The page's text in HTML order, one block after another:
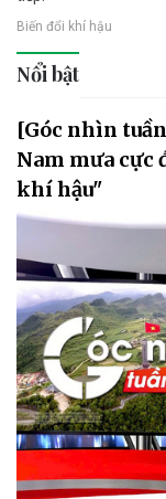
Biến đổi khí hậu
Nổi bật
[Góc nhìn
Nam mưa cực
khí hậu"